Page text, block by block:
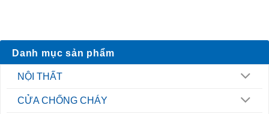
Danh mục sản phẩm
NỘI THẤT
CỬA CHỐNG CHÁY